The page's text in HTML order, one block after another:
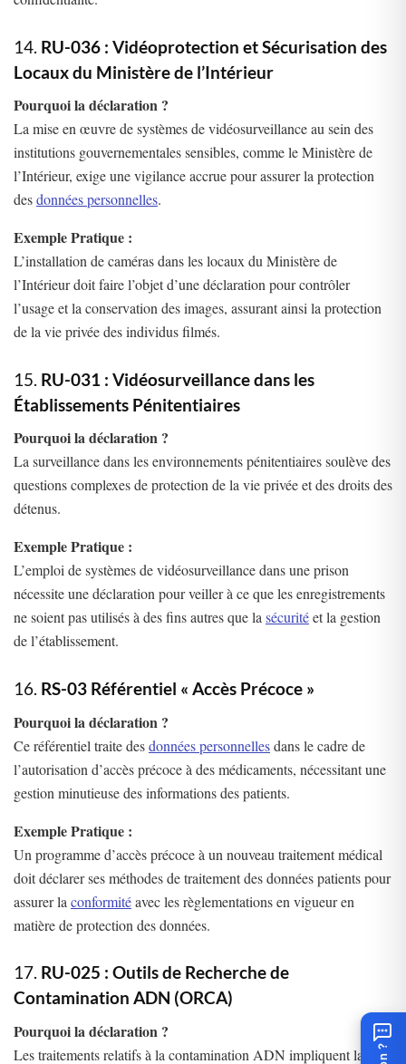
14. RU-036 : Vidéoprotection et Sécurisation des
Locaux du Ministère de l’Intérieur
Pourquoi la déclaration ?
La mise en œuvre de systèmes de vidéosurveillance au sein des
institutions gouvernementales sensibles, comme le Ministère de
l’Intérieur, exige une vigilance accrue pour assurer la protection
desdonnées personnelles.
Exemple Pratique :
L’installation de caméras dans les locaux du Ministère de
l’Intérieur doit faire l’objet d’une déclaration pour contrôler
l’usage et la conservation des images, assurant ainsi la protection
de la vie privée des individus filmés.
15. RU-031 : Vidéosurveillance dans les
Établissements Pénitentiaires
Pourquoi la déclaration ?
La surveillance dans les environnements pénitentiaires soulève des
questions complexes de protection de la vie privée et des droits des
détenus.
Exemple Pratique :
L’emploi de systèmes de vidéosurveillance dans une prison
nécessite une déclaration pour veiller à ce que les enregistrements
ne soient pas utilisés à des fins autres que lasécuritéet la gestion
de l’établissement.
16. RS-03 Référentiel « Accès Précoce »
Pourquoi la déclaration ?
Ce référentiel traite desdonnées personnellesdans le cadre de
l’autorisation d’accès précoce à des médicaments, nécessitant une
gestion minutieuse des informations des patients.
Exemple Pratique :
Un programme d’accès précoce à un nouveau traitement médical
doit déclarer ses méthodes de traitement des données patients pour
assurer la conformitéavec les règlementations en vigueur en
matière de protection des données.
17. RU-025 : Outils de Recherche de
Contamination ADN (ORCA)
Pourquoi la déclaration ?
Les traitements relatifs à la contamination ADN impliquent la